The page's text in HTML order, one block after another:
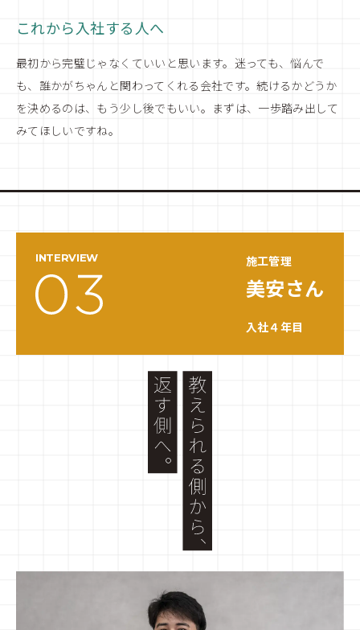
これから入社する人へ
最初から完璧じゃなくていいと思います。迷っても、悩んで
も、誰かがちゃんと関わってくれる会社です。続けるかどうか
を決めるのは、もう少し後でもいい。まずは、一歩踏み出して
みてほしいですね。
INTERVIEW 施工管理
美安さん
入社４年目